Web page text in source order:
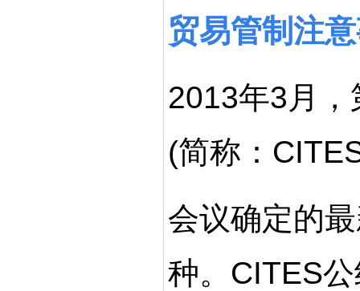
贸易管制注
2013年3月
(简称：
会议确定的
种。CITES